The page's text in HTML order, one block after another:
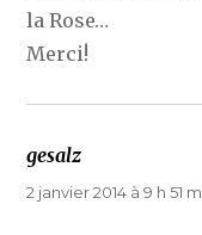
la Rose…
Merci!
gesalzdit :
2 janvier 2014 à 9 h 51